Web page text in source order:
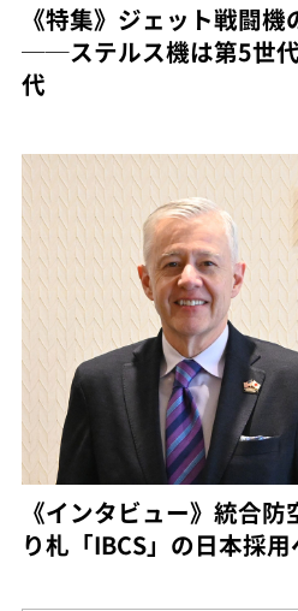
《特集》ジェット戦闘機
──ステルス機は第5世
代
《インタビュー》統合
り札「IBCS」の日本採